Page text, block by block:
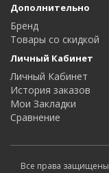
Дополнительно
Бренд
Товары со скидкой
Личный Кабинет
Личный Кабинет
История заказов
Мои Закладки
Сравнение
Все права защищены